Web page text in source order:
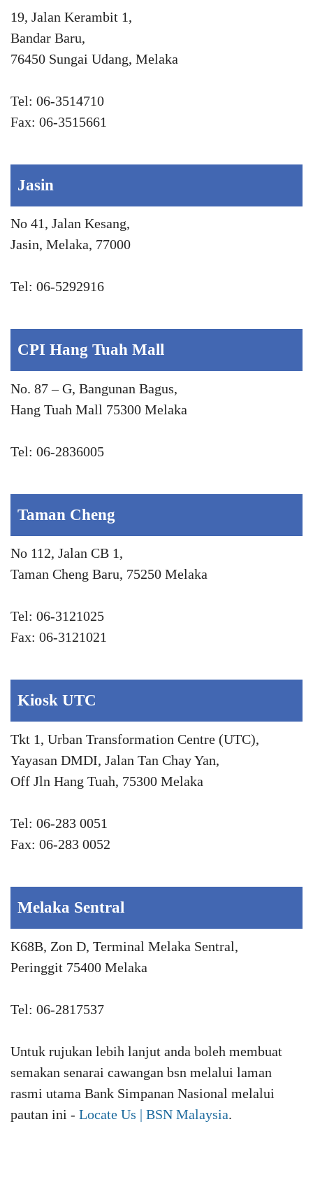
19, Jalan Kerambit 1,
Bandar Baru,
76450 Sungai Udang, Melaka
Tel: 06-3514710
Fax: 06-3515661
Jasin
No 41, Jalan Kesang,
Jasin, Melaka, 77000
Tel: 06-5292916
CPI Hang Tuah Mall
No. 87 – G, Bangunan Bagus,
Hang Tuah Mall 75300 Melaka
Tel: 06-2836005
Taman Cheng
No 112, Jalan CB 1,
Taman Cheng Baru, 75250 Melaka
Tel: 06-3121025
Fax: 06-3121021
Kiosk UTC
Tkt 1, Urban Transformation Centre (UTC),
Yayasan DMDI, Jalan Tan Chay Yan,
Off Jln Hang Tuah, 75300 Melaka
Tel: 06-283 0051
Fax: 06-283 0052
Melaka Sentral
K68B, Zon D, Terminal Melaka Sentral,
Peringgit 75400 Melaka
Tel: 06-2817537
Untuk rujukan lebih lanjut anda boleh membuat
semakan senarai cawangan bsn melalui laman
rasmi utama Bank Simpanan Nasional melalui
pautan ini - Locate Us | BSN Malaysia.